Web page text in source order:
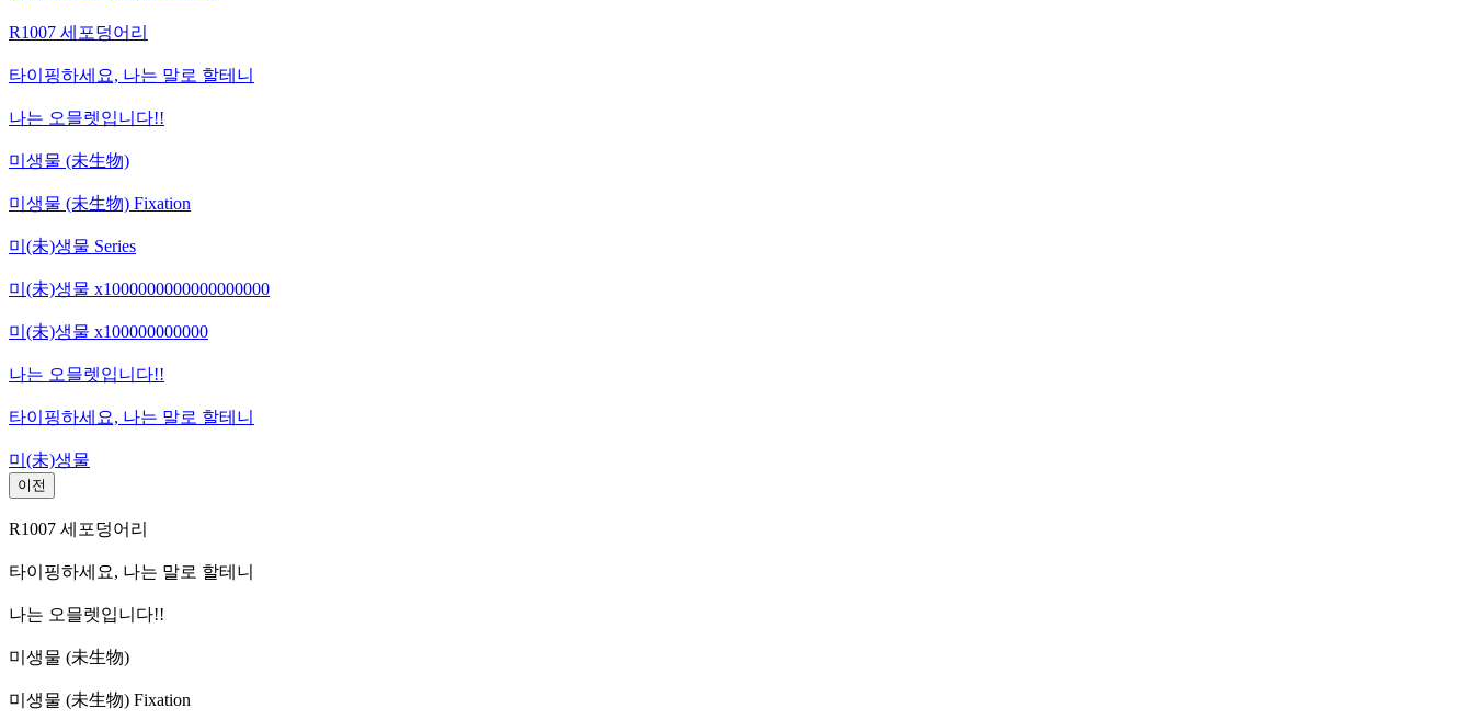
R1007 세포덩어리
타이핑하세요, 나는 말로 할테니
나는 오믈렛입니다!!
미생물 (未生物)
미생물 (未生物) Fixation
미(未)생물 Series
미(未)생물 x1000000000000000000
미(未)생물 x100000000000
나는 오믈렛입니다!!
타이핑하세요, 나는 말로 할테니
미(未)생물
이전
R1007 세포덩어리
타이핑하세요, 나는 말로 할테니
나는 오믈렛입니다!!
미생물 (未生物)
미생물 (未生物) Fixation